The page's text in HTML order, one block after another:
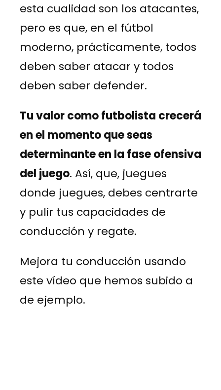
esta cualidad son los atacantes,
pero es que, en el fútbol
moderno, prácticamente, todos
deben saber atacar y todos
deben saber defender.
Tu valor como futbolista crecerá
en el momento que seas
determinante en la fase ofensiva
del juego. Así, que, juegues
donde juegues, debes centrarte
y pulir tus capacidades de
conducción y regate.
Mejora tu conducción usando
este vídeo que hemos subido a
de ejemplo.